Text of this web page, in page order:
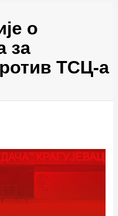
о
за
ТСЦ-а